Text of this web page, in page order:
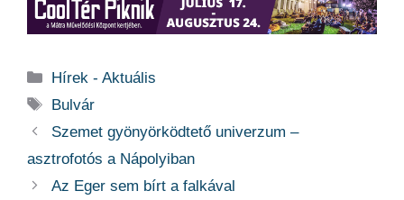
Kategória
Hírek - Aktuális
Címkék
Bulvár
Szemet gyönyörködtető univerzum –
asztrofotós a Nápolyiban
Az Eger sem bírt a falkával